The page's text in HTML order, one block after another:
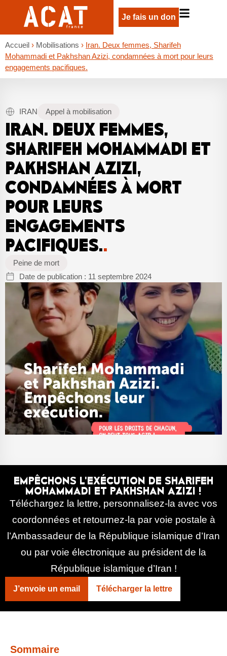
Je fais un don
Accueil › Mobilisations › Iran. Deux femmes, Sharifeh
Mohammadi et Pakhshan Azizi, condamnées à mort pour leurs
engagements pacifiques.
IRAN Appel à mobilisation
IRAN. DEUX FEMMES,
SHARIFEH MOHAMMADI ET
PAKHSHAN AZIZI,
CONDAMNÉES À MORT
POUR LEURS
ENGAGEMENTS
PACIFIQUES..
Peine de mort
Date de publication : 11 septembre 2024
EMPÊCHONS L'EXÉCUTION DE SHARIFEH
MOHAMMADI ET PAKHSHAN AZIZI !
Téléchargez la lettre, personnalisez-la avec vos
coordonnées et retournez-la par voie postale à
l’Ambassadeur de la République islamique d’Iran
ou par voie électronique au président de la
République islamique d’Iran !
J’envoie un email Télécharger la lettre
Sommaire